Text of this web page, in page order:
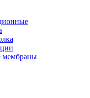
мембраны